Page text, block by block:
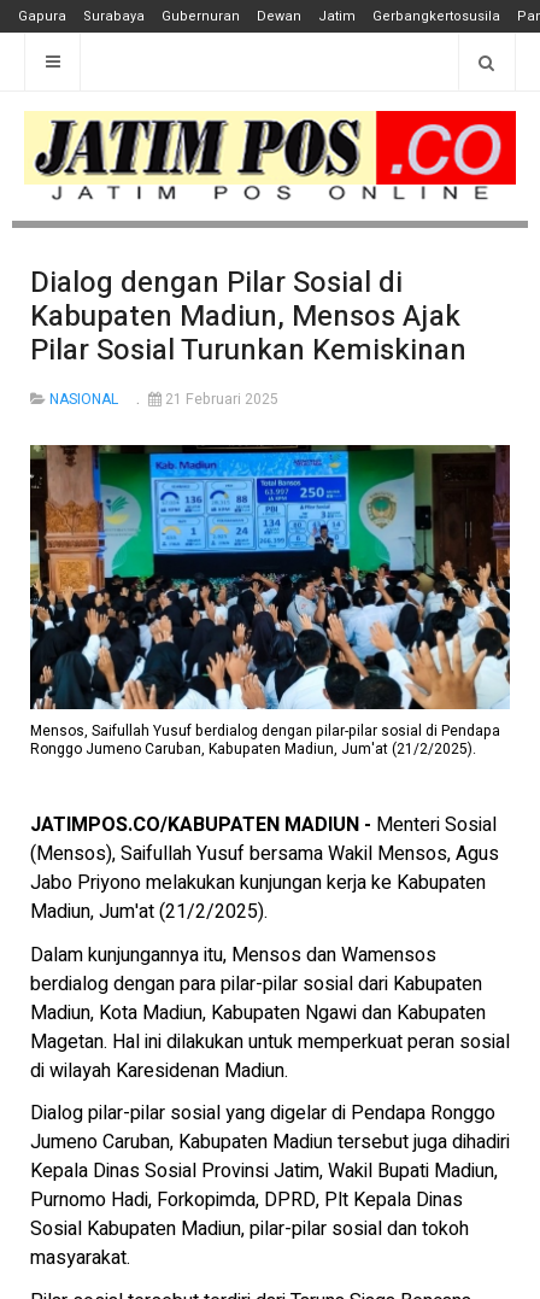
Gapura Surabaya Gubernuran Dewan Jatim Gerbangkertosusila
Dialog dengan Pilar Sosial di
Kabupaten Madiun, Mensos Ajak
Pilar Sosial Turunkan Kemiskinan
NASIONAL 21 Februari 2025
Mensos, Saifullah Yusuf berdialog dengan pilar-pilar sosial di Pendapa
Ronggo Jumeno Caruban, Kabupaten Madiun, Jum'at (21/2/2025).
JATIMPOS.CO/KABUPATEN MADIUN - Menteri Sosial
(Mensos), Saifullah Yusuf bersama Wakil Mensos, Agus
Jabo Priyono melakukan kunjungan kerja ke Kabupaten
Madiun, Jum'at (21/2/2025).
Dalam kunjungannya itu, Mensos dan Wamensos
berdialog dengan para pilar-pilar sosial dari Kabupaten
Madiun, Kota Madiun, Kabupaten Ngawi dan Kabupaten
Magetan. Hal ini dilakukan untuk memperkuat peran sosial
di wilayah Karesidenan Madiun.
Dialog pilar-pilar sosial yang digelar di Pendapa Ronggo
Jumeno Caruban, Kabupaten Madiun tersebut juga dihadiri
Kepala Dinas Sosial Provinsi Jatim, Wakil Bupati Madiun,
Purnomo Hadi, Forkopimda, DPRD, Plt Kepala Dinas
Sosial Kabupaten Madiun, pilar-pilar sosial dan tokoh
masyarakat.